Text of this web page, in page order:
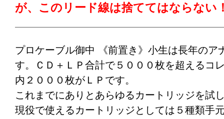
レコードに合わせて、リードを弾いてしまい
ユーミンが目の前で、話しかけてきます。
してないＳＰケーブルを使ってこれだけの、
なんと幸せな事でしょう。
が、このリード線は捨ててはならない
プロケーブル御中 《前置き》小生は長年のア
す。ＣＤ＋ＬＰ合計で５０００枚を超えるコ
内２０００枚がＬＰです。
これまでにありとあらゆるカートリッジを試
現役で使えるカートリッジとしては５種類手